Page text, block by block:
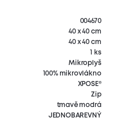
004670
40 x 40 cm
40 x 40 cm
1 ks
Mikroplyš
100% mikrovlákno
XPOSE®
Zip
tmavě modrá
JEDNOBAREVNÝ